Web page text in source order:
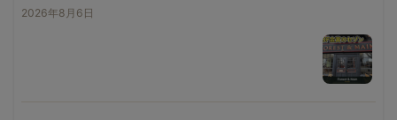
2026年8月6日